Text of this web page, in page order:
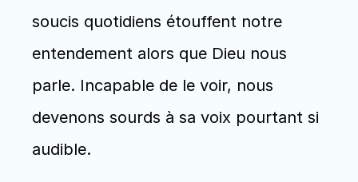
soucis quotidiens étouffent notre
entendement alors que Dieu nous
parle. Incapable de le voir, nous
devenons sourds à sa voix pourtant si
audible.